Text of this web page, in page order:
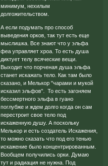
минимум, нехилым
долгожительством.
А если подумать про способ
выведения орков, так тут есть еще
мыслишка. Все знают что у эльфа
феа управляет хроа. То есть душа
диктует телу всяческие вещи.
Выходит что порченая душа эльфа
станет искажать тело. Как там было
сказано, и Мелькор "чарами и мукой
исказил эльфов". То есть загоняем
бессмертного эльфа в гуано
поглубже и ждем долго когда он сам
перестроит свое тело под
искаженную душу. А поскольку
Мелькор и есть создатель Искажения,
то можно сказать что под его тенью
искажение было концентрированным.
Вообщем получились орки. Думаю
тут и радиация не нужна. Под